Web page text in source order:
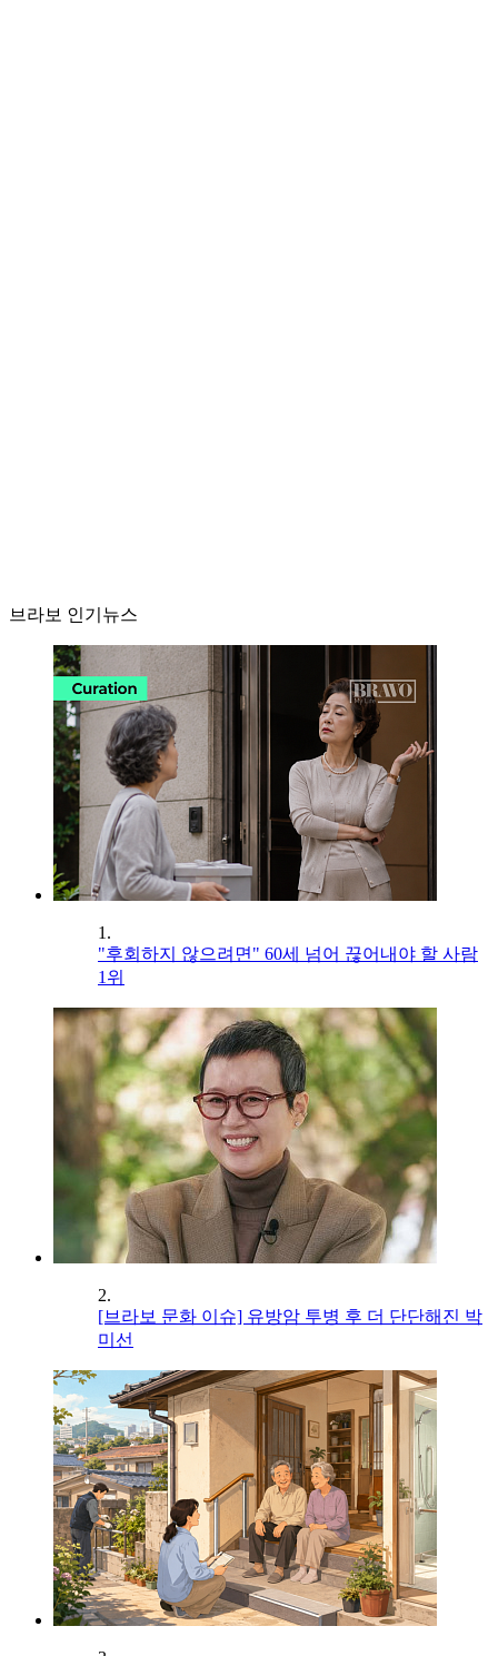
브라보 인기뉴스
1.
"후회하지 않으려면" 60세 넘어 끊어내야 할 사람
1위
2.
[브라보 문화 이슈] 유방암 투병 후 더 단단해진 박
미선